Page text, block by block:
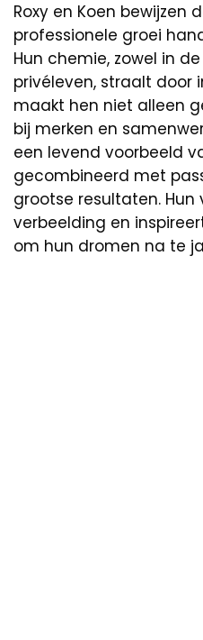
Roxy en Koen bewijzen
professionele groei
Hun chemie, zowel in
privéleven, straalt door
maakt hen niet alleen
bij merken en
een levend voorbeeld
gecombineerd met
grootse resultaten.
verbeelding en
om hun dromen na te